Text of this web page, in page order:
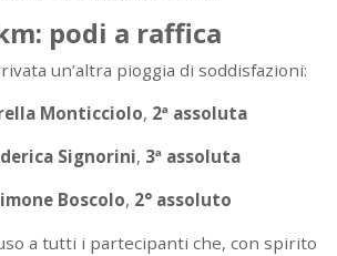
podi a raffica
un’altra pioggia di soddisfazioni:
Monticciolo, 2ª assoluta
Signorini, 3ª assoluta
Boscolo, 2° assoluto
a tutti i partecipanti che, con spirito